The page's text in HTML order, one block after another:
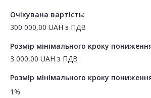
Очікувана вартість:
300 000,00 UAH з ПДВ
Розмір мінімального кроку
3 000,00 UAH з ПДВ
Розмір мінімального кроку
1%